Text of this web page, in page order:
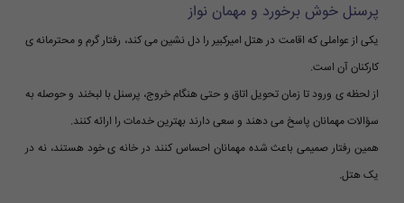
پرسنل خوش برخورد و مهمان نواز
یکی از عواملی که اقامت در هتل امیرکبیر را دل نشین می کند، رفتار گرم و محترمانه ی
کارکنان آن است.
از لحظه ی ورود تا زمان تحویل اتاق و حتی هنگام خروج، پرسنل با لبخند و حوصله به
سؤالات مهمانان پاسخ می دهند و سعی دارند بهترین خدمات را ارائه کنند.
همین رفتار صمیمی باعث شده مهمانان احساس کنند در خانه ی خود هستند، نه در
یک هتل.